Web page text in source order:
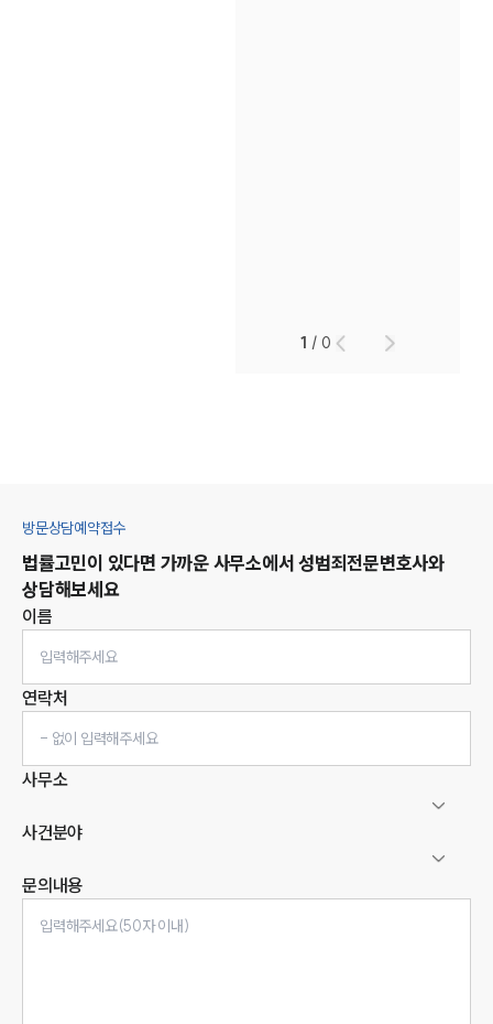
1 /0
방문상담예약접수
법률고민이 있다면 가까운 사무소에서 성범죄전문변호사와
상담해보세요
이름
연락처
사무소
사건분야
문의내용